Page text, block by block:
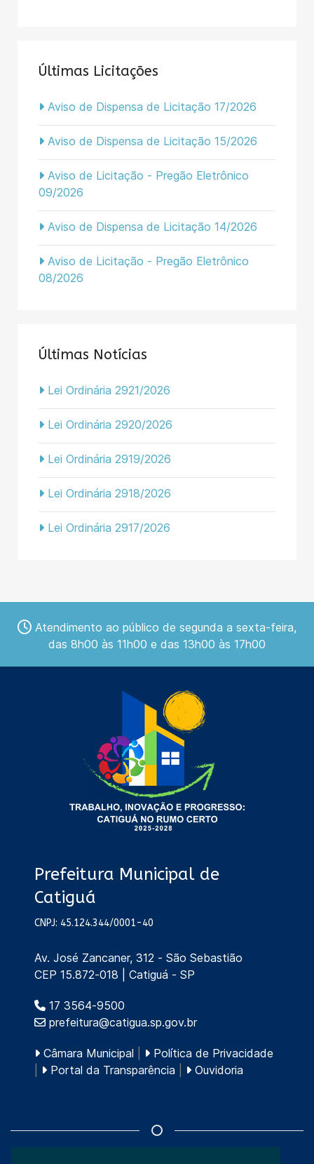
Últimas Licitações
Aviso de Dispensa de Licitação 17/2026
Aviso de Dispensa de Licitação 15/2026
Aviso de Licitação - Pregão Eletrônico
09/2026
Aviso de Dispensa de Licitação 14/2026
Aviso de Licitação - Pregão Eletrônico
08/2026
Últimas Notícias
Lei Ordinária 2921/2026
Lei Ordinária 2920/2026
Lei Ordinária 2919/2026
Lei Ordinária 2918/2026
Lei Ordinária 2917/2026
Atendimento ao público de segunda a sexta-feira,
das 8h00 às 11h00 e das 13h00 às 17h00
Prefeitura Municipal de
Catiguá
CNPJ: 45.124.344/0001-40
Av. José Zancaner, 312 - São Sebastião
CEP 15.872-018 | Catiguá - SP
17 3564-9500
prefeitura@catigua.sp.gov.br
Câmara Municipal
Política de Privacidade
Portal da Transparência Ouvidoria